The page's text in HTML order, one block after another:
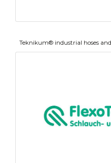
Teknikum® industrial hoses